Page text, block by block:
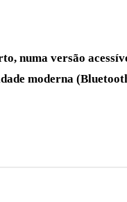
numa versão
moderna